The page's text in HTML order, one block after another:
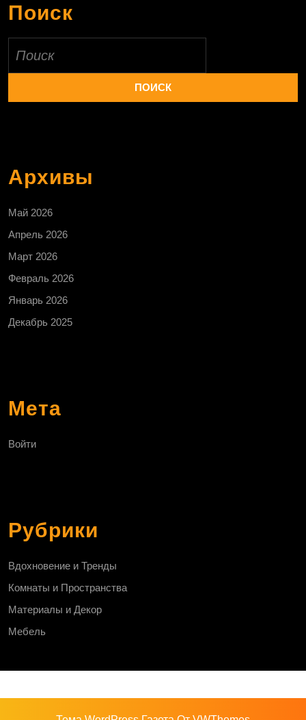
Поиск
Архивы
Май 2026
Апрель 2026
Март 2026
Февраль 2026
Январь 2026
Декабрь 2025
Мета
Войти
Рубрики
Вдохновение и Тренды
Комнаты и Пространства
Материалы и Декор
Мебель